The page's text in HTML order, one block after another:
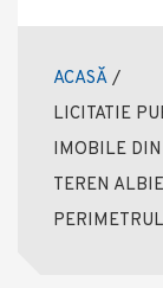
ACASĂ /
LICITATIE
IMOBILE
TEREN